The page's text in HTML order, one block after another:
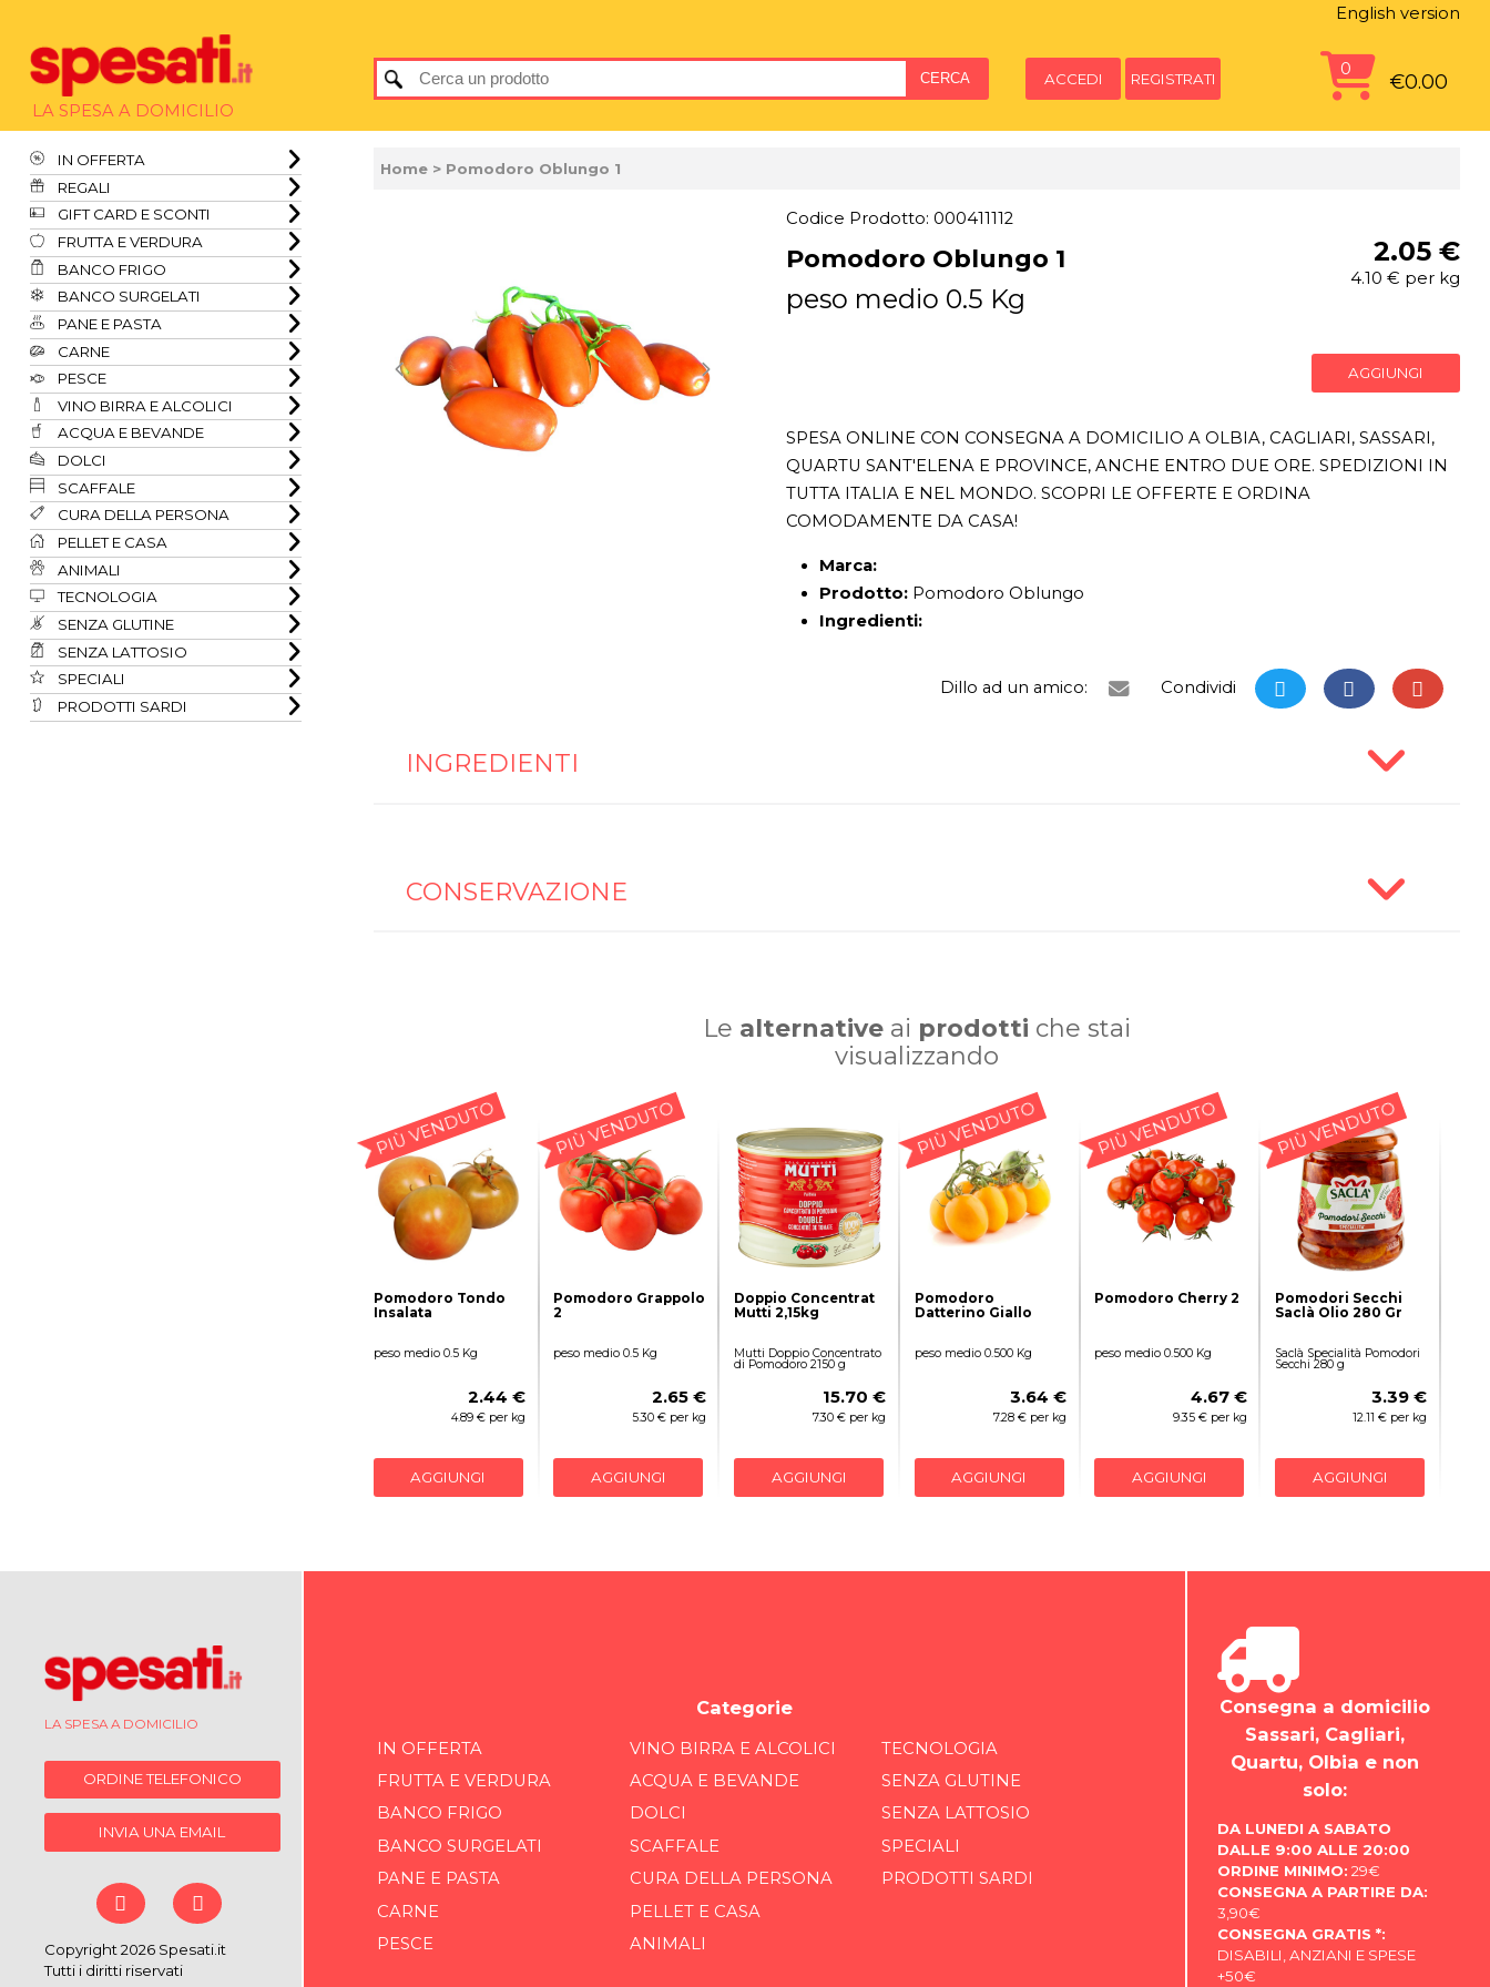
LA SPESA A DOMICILIO
English version
ACCEDI REGISTRATI
0
€0.00
IN OFFERTA
REGALI
GIFT CARD E SCONTI
FRUTTA E VERDURA
BANCO FRIGO
BANCO SURGELATI
PANE E PASTA
CARNE
PESCE
VINO BIRRA E ALCOLICI
ACQUA E BEVANDE
DOLCI
SCAFFALE
CURA DELLA PERSONA
PELLET E CASA
ANIMALI
TECNOLOGIA
SENZA GLUTINE
SENZA LATTOSIO
SPECIALI
PRODOTTI SARDI
Home > Pomodoro Oblungo 1
Codice Prodotto: 000411112
Pomodoro Oblungo 1
peso medio 0.5 Kg
2.05 €
4.10 € per kg
AGGIUNGI
SPESA ONLINE CON CONSEGNA A DOMICILIO A OLBIA, CAGLIARI, SASSARI,
QUARTU SANT'ELENA E PROVINCE, ANCHE ENTRO DUE ORE. SPEDIZIONI IN
TUTTA ITALIA E NEL MONDO. SCOPRI LE OFFERTE E ORDINA
COMODAMENTE DA CASA!
Marca:
Prodotto:Pomodoro Oblungo
Ingredienti:
Dillo ad un amico: Condividi
INGREDIENTI
CONSERVAZIONE
Le alternativeai prodotti che stai
visualizzando
PIÙ VENDUTO
Pomodoro Tondo
Insalata
peso medio 0.5 Kg
2.44 €
4.89 € per kg
AGGIUNGI
PIÙ VENDUTO
Pomodoro Grappolo
2
peso medio 0.5 Kg
2.65 €
5.30 € per kg
AGGIUNGI
Doppio Concentrat
Mutti 2,15kg
Mutti Doppio Concentrato
di Pomodoro 2150 g
15.70 €
7.30 € per kg
AGGIUNGI
PIÙ VENDUTO
Pomodoro
Datterino Giallo
peso medio 0.500 Kg
3.64 €
7.28 € per kg
AGGIUNGI
PIÙ VENDUTO
Pomodoro Cherry 2
peso medio 0.500 Kg
4.67 €
9.35 € per kg
AGGIUNGI
PIÙ VENDUTO
Pomodori Secchi
Saclà Olio 280 Gr
Saclà Specialità Pomodori
Secchi 280 g
3.39 €
12.11 € per kg
AGGIUNGI
LA SPESA A DOMICILIO
ORDINE TELEFONICO
INVIA UNA EMAIL
Copyright 2026 Spesati.it
Tutti i diritti riservati
Categorie
IN OFFERTA
FRUTTA E VERDURA
BANCO FRIGO
BANCO SURGELATI
PANE E PASTA
CARNE
PESCE
VINO BIRRA E ALCOLICI
ACQUA E BEVANDE
DOLCI
SCAFFALE
CURA DELLA PERSONA
PELLET E CASA
ANIMALI
TECNOLOGIA
SENZA GLUTINE
SENZA LATTOSIO
SPECIALI
PRODOTTI SARDI
Consegna a domicilio
Sassari, Cagliari,
Quartu, Olbia e non
solo:
DA LUNEDI A SABATO
DALLE 9:00 ALLE 20:00
ORDINE MINIMO: 29€
CONSEGNA A PARTIRE DA:
3,90€
CONSEGNA GRATIS *:
DISABILI, ANZIANI E SPESE
+50€